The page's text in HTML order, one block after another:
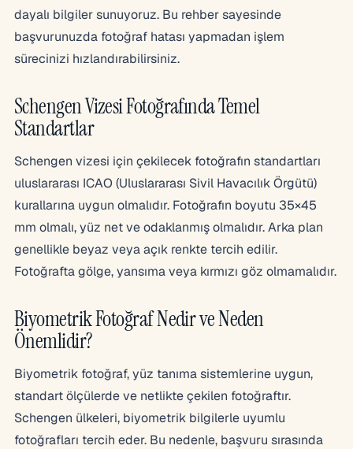
dayalı bilgiler sunuyoruz. Bu rehber sayesinde
başvurunuzda fotoğraf hatası yapmadan işlem
sürecinizi hızlandırabilirsiniz.
Schengen Vizesi Fotoğrafında Temel
Standartlar
Schengen vizesi için çekilecek fotoğrafın standartları
uluslararası ICAO (Uluslararası Sivil Havacılık Örgütü)
kurallarına uygun olmalıdır. Fotoğrafın boyutu 35×45
mm olmalı, yüz net ve odaklanmış olmalıdır. Arka plan
genellikle beyaz veya açık renkte tercih edilir.
Fotoğrafta gölge, yansıma veya kırmızı göz olmamalıdır.
Biyometrik Fotoğraf Nedir ve Neden
Önemlidir?
Biyometrik fotoğraf, yüz tanıma sistemlerine uygun,
standart ölçülerde ve netlikte çekilen fotoğraftır.
Schengen ülkeleri, biyometrik bilgilerle uyumlu
fotoğrafları tercih eder. Bu nedenle, başvuru sırasında